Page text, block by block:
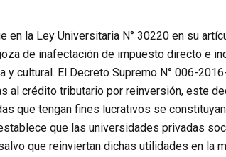
en la Ley Universitaria N° 30220 en su
de inafectación de impuesto directo e
y cultural. El Decreto Supremo N° 006-
al crédito tributario por reinversión, este
que tengan fines lucrativos se
que las universidades privadas
que reinviertan dichas utilidades en la